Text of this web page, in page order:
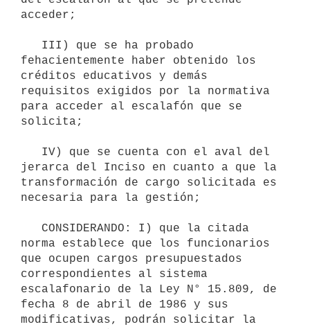
acceder;
fehacientemente haber obtenido los
créditos educativos y demás
requisitos exigidos por la normativa
para acceder al escalafón que se
solicita;
jerarca del Inciso en cuanto a que la
transformación de cargo solicitada es
necesaria para la gestión;
norma establece que los funcionarios
que ocupen cargos presupuestados
correspondientes al sistema
escalafonario de la Ley N° 15.809, de
fecha 8 de abril de 1986 y sus
modificativas, podrán solicitar la